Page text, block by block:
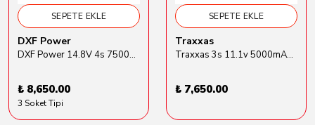
SEPETE EKLE
DXF Power
DXF Power 14.8V 4s 7500mAh 80C Hardcase Lipo Batarya
₺ 8,650.00
3 Soket Tipi
SEPETE EKLE
Traxxas
Traxxas 3s 11.1v 5000mAh Lipo Batarya (TRX 2872X)
₺ 7,650.00